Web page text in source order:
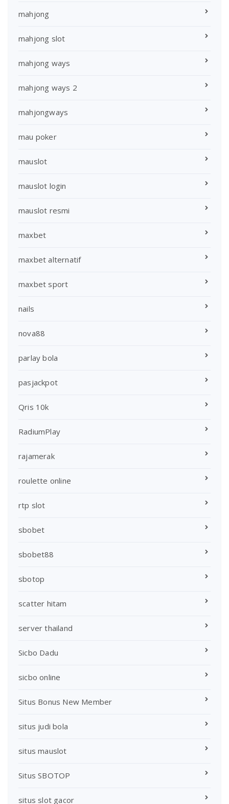
mahjong
mahjong slot
mahjong ways
mahjong ways 2
mahjongways
mau poker
mauslot
mauslot login
mauslot resmi
maxbet
maxbet alternatif
maxbet sport
nails
nova88
parlay bola
pasjackpot
Qris 10k
RadiumPlay
rajamerak
roulette online
rtp slot
sbobet
sbobet88
sbotop
scatter hitam
server thailand
Sicbo Dadu
sicbo online
Situs Bonus New Member
situs judi bola
situs mauslot
Situs SBOTOP
situs slot gacor